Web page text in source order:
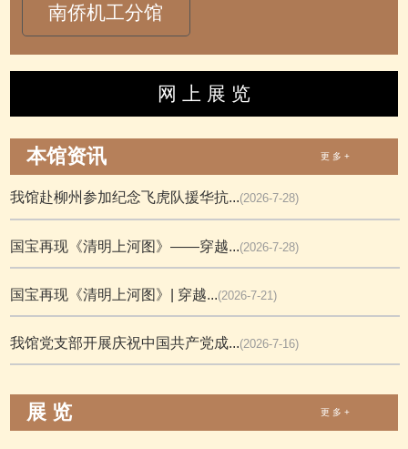
南侨机工分馆
网 上 展 览
本馆资讯 更 多 +
我馆赴柳州参加纪念飞虎队援华抗...(2026-7-28)
国宝再现《清明上河图》——穿越...(2026-7-28)
国宝再现《清明上河图》| 穿越...(2026-7-21)
我馆党支部开展庆祝中国共产党成...(2026-7-16)
展 览 更 多 +